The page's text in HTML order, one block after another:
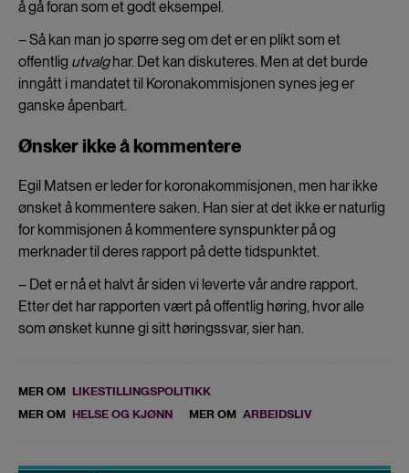
å gå foran som et godt eksempel.
– Så kan man jo spørre seg om det er en plikt som et
offentlig utvalghar. Det kan diskuteres. Men at det burde
inngått i mandatet til Koronakommisjonen synes jeg er
ganske åpenbart.
Ønsker ikke å kommentere
Egil Matsen er leder for koronakommisjonen, men har ikke
ønsket å kommentere saken. Han sier at det ikke er naturlig
for kommisjonen å kommentere synspunkter på og
merknader til deres rapport på dette tidspunktet.
– Det er nå et halvt år siden vi leverte vår andre rapport.
Etter det har rapporten vært på offentlig høring, hvor alle
som ønsket kunne gi sitt høringssvar, sier han.
MER OM LIKESTILLINGSPOLITIKK
MER OM HELSE OG KJØNN MER OM ARBEIDSLIV